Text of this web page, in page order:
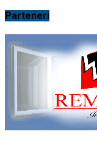
Parteneri